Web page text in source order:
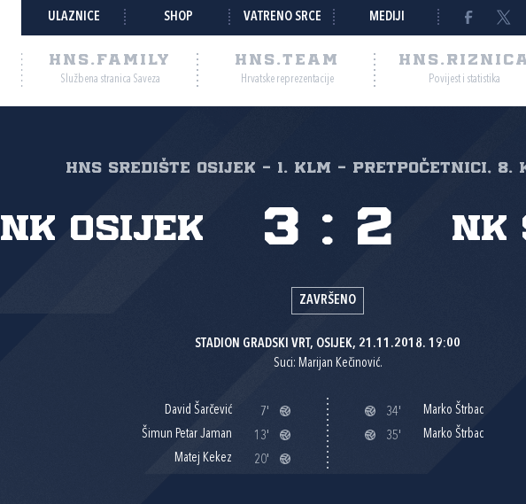
ULAZNICE SHOP VATRENO SRCE MEDIJI
HNS.FAMILY
Službena stranica Saveza
HNS.TEAM
Hrvatske reprezentacije Povijest i statistika
HNS Središte Osijek - 1. KLM - Pretpočetnici, 8.
NK Osijek NK
3 : 2
ZAVRŠENO
STADION GRADSKI VRT, OSIJEK, 21.11.2018. 19:00
Suci: Marijan Kečinović.
David Šarčević
7'
Šimun Petar Jaman
13'
Matej Kekez
20'
34'
Marko Štrbac
35'
Marko Štrbac